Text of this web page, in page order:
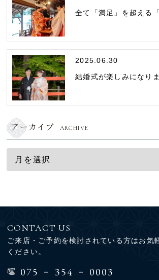
全て「満足」を超える
2025.06.30
結婚式が楽しみになりま
アーカイブ ARCHIVE
CONTACT US
ご来店・ご予約を検討されている方はお気
ください。
075 - 354 - 0003